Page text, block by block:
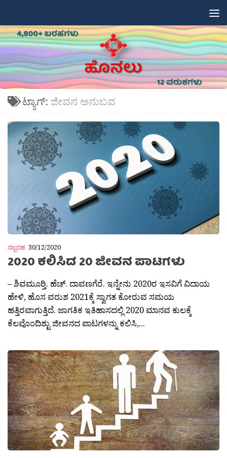
ಟ್ಯಾಗ್: ಜೀವನ ಅನುಬವ
ನಲ್ಬರಹ 30/12/2020
2020 ಕಲಿಸಿದ 20 ಜೀವನ ಪಾಟಗಳು
– ಶಿವಮೂರ‍್ತಿ. ಹೆಚ್. ದಾವಣಗೆರೆ. ಇನ್ನೇನು 2020ರ ಇಸವಿಗೆ ವಿದಾಯ
ಹೇಳಿ, ಹೊಸ ವರುಶ 2021ಕ್ಕೆ ಸ್ವಾಗತ ಕೋರುವ ಸಮಯ
ಹತ್ತಿರವಾಗುತ್ತಿದೆ. ಜಾಗತಿಕ ಇತಿಹಾಸದಲ್ಲಿ 2020 ಮಾನವ ಕುಲಕ್ಕೆ
ಕೆಲವೊಂದಿಶ್ಟು ಜೀವನದ ಪಾಟಗಳನ್ನು ಕಲಿಸಿ,...